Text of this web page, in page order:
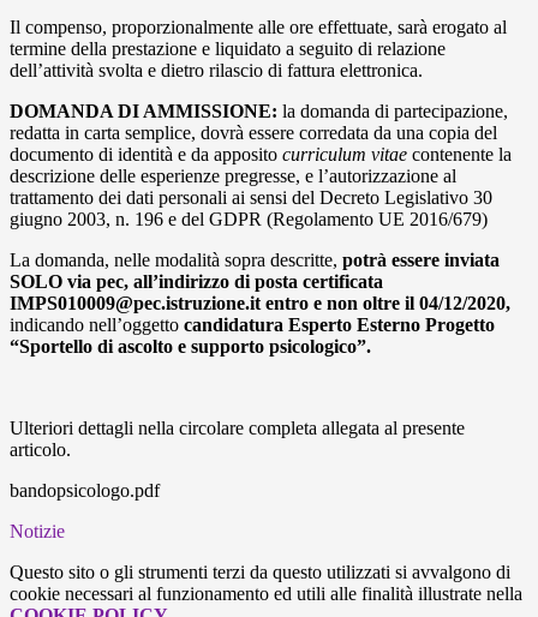
Il compenso, proporzionalmente alle ore effettuate, sarà erogato al
termine della prestazione e liquidato a seguito di relazione
dell’attività svolta e dietro rilascio di fattura elettronica.
DOMANDA DI AMMISSIONE: la domanda di partecipazione,
redatta in carta semplice, dovrà essere corredata da una copia del
documento di identità e da apposito curriculum vitae contenente la
descrizione delle esperienze pregresse, e l’autorizzazione al
trattamento dei dati personali ai sensi del Decreto Legislativo 30
giugno 2003, n. 196 e del GDPR (Regolamento UE 2016/679)
La domanda, nelle modalità sopra descritte, potrà essere inviata
SOLO via pec, all’indirizzo di posta certificata
IMPS010009@pec.istruzione.it entro e non oltre il 04/12/2020,
indicando nell’oggetto candidatura Esperto Esterno Progetto
“Sportello di ascolto e supporto psicologico”.
Ulteriori dettagli nella circolare completa allegata al presente
articolo.
bandopsicologo.pdf
Notizie
Questo sito o gli strumenti terzi da questo utilizzati si avvalgono di
cookie necessari al funzionamento ed utili alle finalità illustrate nella